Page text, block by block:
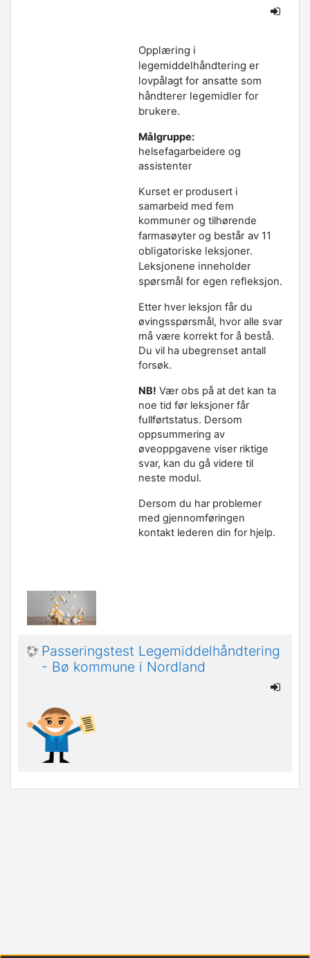
Opplæring i
legemiddelhåndtering er
lovpålagt for ansatte som
håndterer legemidler for
brukere.
Målgruppe:
helsefagarbeidere og
assistenter
Kurset er produsert i
samarbeid med fem
kommuner og tilhørende
farmasøyter og består av 11
obligatoriske leksjoner.
Leksjonene inneholder
spørsmål for egen refleksjon.
Etter hver leksjon får du
øvingsspørsmål, hvor alle svar
må være korrekt for å bestå.
Du vil ha ubegrenset antall
forsøk.
NB! Vær obs på at det kan ta
noe tid før leksjoner får
fullførtstatus. Dersom
oppsummering av
øveoppgavene viser riktige
svar, kan du gå videre til
neste modul.
Dersom du har problemer
med gjennomføringen
kontakt lederen din for hjelp.
Passeringstest Legemiddelhåndtering
- Bø kommune i Nordland